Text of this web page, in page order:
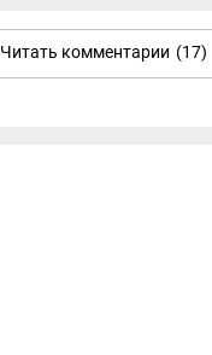
Читать комментарии (17)